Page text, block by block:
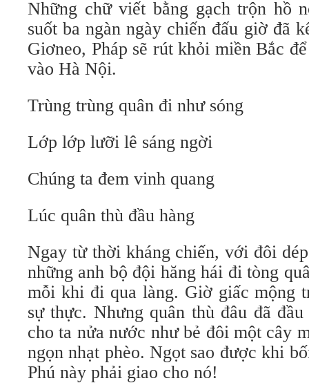
Những chữ viết bằng gạch trộn hồ
suốt ba ngàn ngày chiến đấu giờ đã
Giơneo, Pháp sẽ rút khỏi miền Bắc
vào Hà Nội.
Trùng trùng quân đi như sóng
Lớp lớp lưỡi lê sáng ngời
Chúng ta đem vinh quang
Lúc quân thù đầu hàng
Ngay từ thời kháng chiến, với đôi
những anh bộ đội hăng hái đi tòng
mỗi khi đi qua làng. Giờ giấc mộng
sự thực. Nhưng quân thù đâu đã
cho ta nửa nước như bẻ đôi một cây
ngọn nhạt phèo. Ngọt sao được khi
Phú này phải giao cho nó!